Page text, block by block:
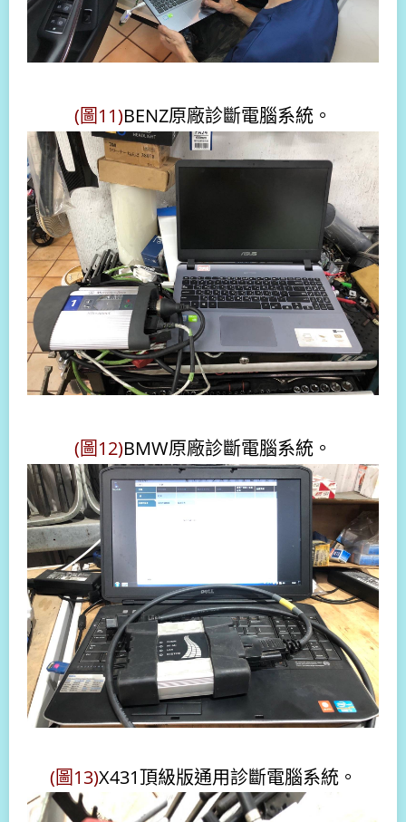
(圖11)BENZ原廠診斷電腦系統。
(圖12)BMW原廠診斷電腦系統。
(圖13)X431頂級版通用診斷電腦系統。